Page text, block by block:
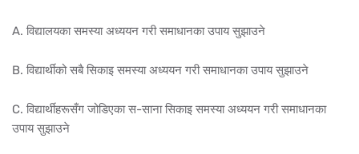
A. विद्यालयका समस्या अध्ययन गरी समाधानका उपाय सुझाउने
B. विद्यार्थीको सबै सिकाइ समस्या अध्ययन गरी समाधानका उपाय सुझाउने
C. विद्यार्थीहरूसँग जोडिएका स-साना सिकाइ समस्या अध्ययन गरी समाधानका
उपाय सुझाउने